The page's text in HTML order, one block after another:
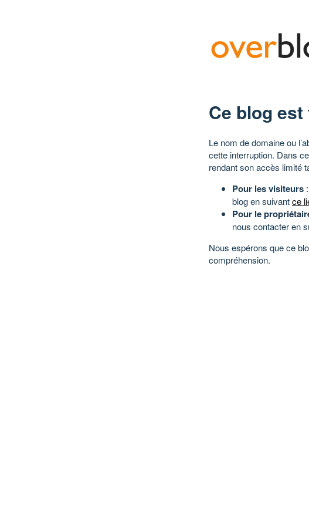
Ce blog
Le nom de domaine ou
cette interruption. Dans
rendant son accès limité
Pour les visiteurs
blog en suivantce
Pour le
nous contacter en
Nous espérons que ce
compréhension.